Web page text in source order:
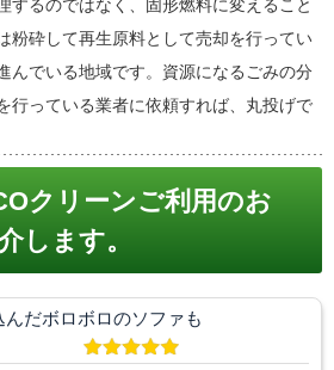
するのではなく、固形燃料に変えること
粉砕して再生原料として売却を行ってい
んでいる地域です。資源になるごみの分
行っている業者に依頼すれば、丸投げで
クリーンご利用のお
します。
んだボロボロのソファも